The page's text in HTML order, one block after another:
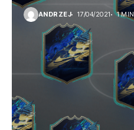
ANDRZEJ 17/04/2021 1